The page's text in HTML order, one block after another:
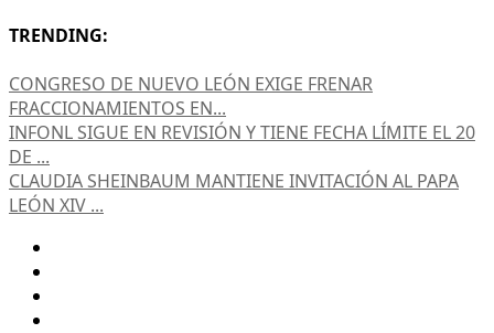
TRENDING:
CONGRESO DE NUEVO LEÓN EXIGE FRENAR
FRACCIONAMIENTOS EN...
INFONL SIGUE EN REVISIÓN Y TIENE FECHA LÍMITE EL 20
DE ...
CLAUDIA SHEINBAUM MANTIENE INVITACIÓN AL PAPA
LEÓN XIV ...